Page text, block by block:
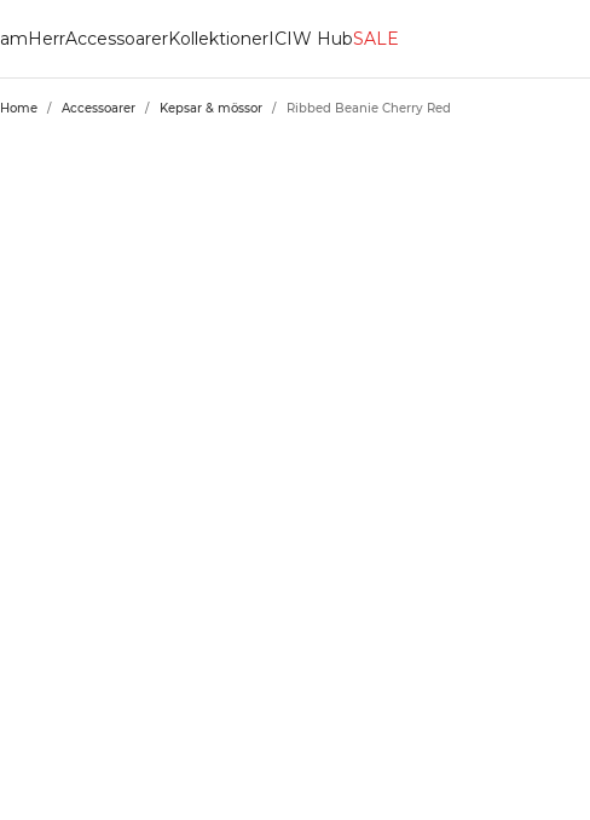
HerrAccessoarerKollektionerICIW HubSALE
Home / Accessoarer / Kepsar & mössor / Ribbed Beanie Cherry Red